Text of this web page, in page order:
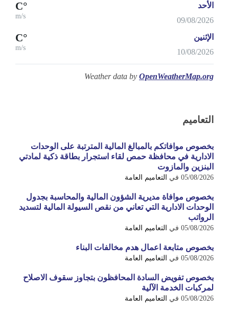
الأحد
09/08/2026
°C
m/s
الإثنين
10/08/2026
°C
m/s
Weather data by OpenWeatherMap.org
التعاميم
بخصوص موافاتكم بالمبالغ المالية المترتبة على الوحدات
الادارية في محافظة حمص لقاء استجرار بطاقة ذكية لمادتي
البنزين والمازوت
05/08/2026 في التعاميم العامة
بخصوص موافاة مديرية الشؤون المالية والمحاسبة بجدول
الوحدات الادارية التي تعاني من نقص السيولة المالية لتسديد
الرواتب
05/08/2026 في التعاميم العامة
بخصوص متابعة اعمال هدم مخالفات البناء
05/08/2026 في التعاميم العامة
بخصوص تفويض السادة المحافظون بتجاوز سقوف الاصلاح
لمركبات الخدمة الآلية
05/08/2026 في التعاميم العامة